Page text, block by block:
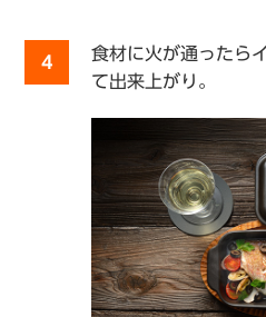
4
食材に火が通ったら
て出来上がり。